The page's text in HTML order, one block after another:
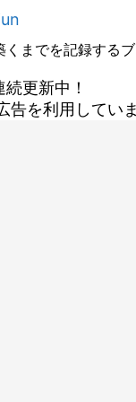
までを記録するブ
更新中！
告を利用してい